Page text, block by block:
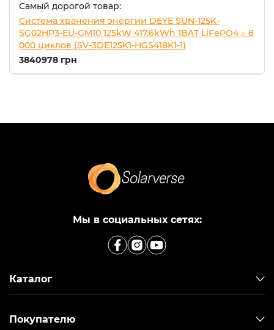
Самый дорогой товар:
Система хранения энергии DEYE SUN-125K-
SG02HP3-EU-GM10 125kW 417.6kWh 1BAT LiFePO4 ≥ 8
000 циклов (SV-3DE125K1-HGS418K1-1)
3840978 грн
Мы в социальных сетях:
Каталог
Покупателю